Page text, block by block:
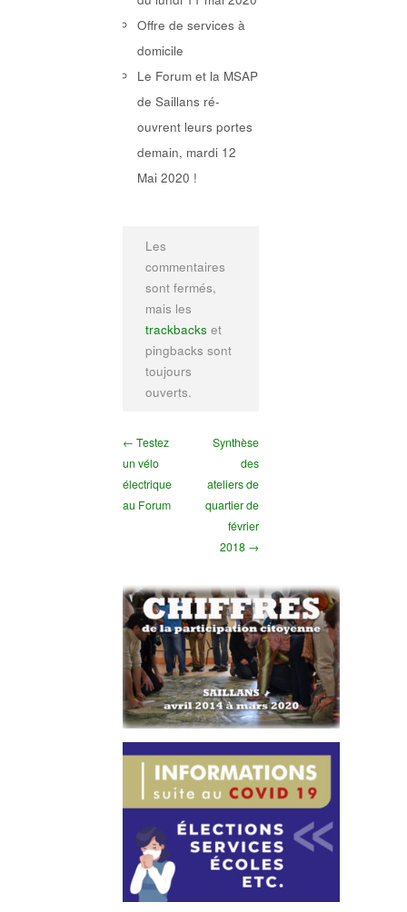
Offre de services à
domicile
Le Forum et la MSAP
de Saillans ré-
ouvrent leurs portes
demain, mardi 12
Mai 2020 !
Les
commentaires
sont fermés,
mais les
trackbacks et
pingbacks sont
toujours
ouverts.
← Testez
un vélo
électrique
au Forum
Synthèse
des
ateliers de
quartier de
février
2018 →